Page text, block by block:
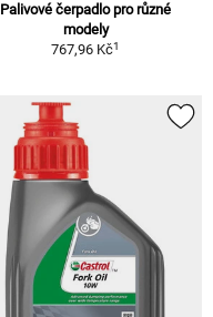
Palivové čerpadlo pro různé
modely
767,96 Kč1